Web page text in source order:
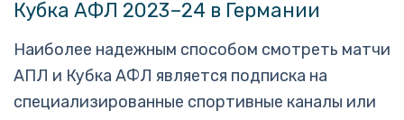
Кубка АФЛ 2023–24 в Германии
Наиболее надежным способом смотреть матчи
АПЛ и Кубка АФЛ является подписка на
специализированные спортивные каналы или